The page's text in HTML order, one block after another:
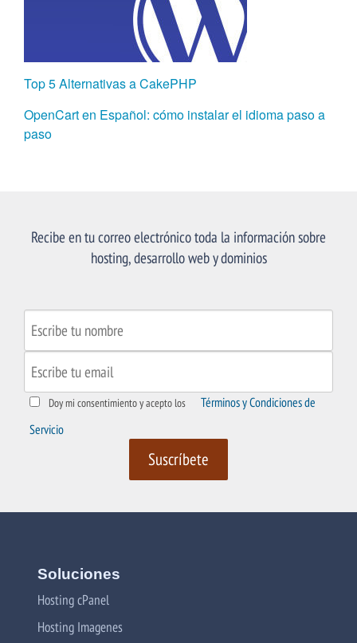
Top 5 Alternativas a CakePHP
OpenCart en Español: cómo instalar el idioma paso a
paso
Recibe en tu correo electrónico toda la información sobre
hosting, desarrollo web y dominios
Doy mi consentimiento y acepto los
Términos y Condiciones de
Servicio
Soluciones
Hosting cPanel
Hosting Imagenes